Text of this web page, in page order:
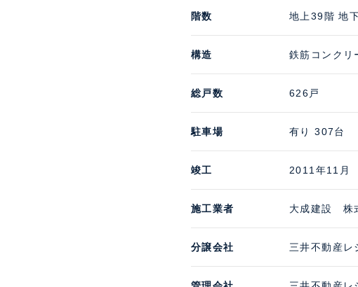
階数 地上39階 地
構造 鉄筋コンクリ
総戸数 626戸
駐車場 有り 307台
竣工 2011年11月
施工業者 大成建設 株
分譲会社 三井不動産